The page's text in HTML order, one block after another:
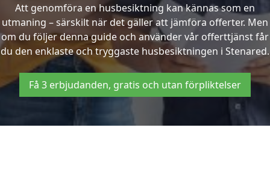
Att genomföra en husbesiktning kan kännas som en
utmaning – särskilt när det gäller att jämföra offerter. Men
om du följer denna guide och använder vår offerttjänst får
du den enklaste och tryggaste husbesiktningen i Stenared.
Få 3 erbjudanden, gratis och utan förpliktelser